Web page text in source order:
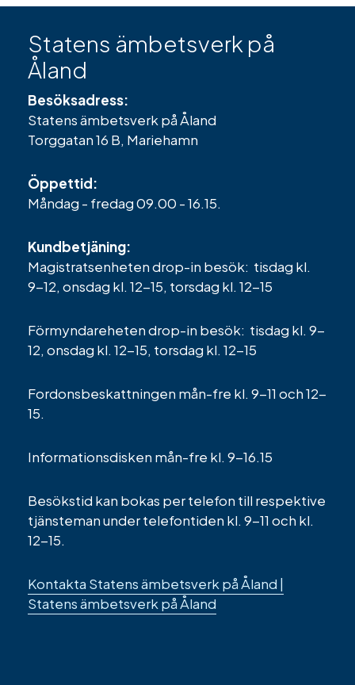
Statens ämbetsverk på
Åland
Besöksadress:
Statens ämbetsverk på Åland
Torggatan 16 B, Mariehamn
Öppettid:
Måndag - fredag 09.00 - 16.15.
Kundbetjäning:
Magistratsenheten drop-in besök: tisdag kl.
9-12, onsdag kl. 12-15, torsdag kl. 12-15
Förmyndareheten drop-in besök: tisdag kl. 9-
12, onsdag kl. 12-15, torsdag kl. 12-15
Fordonsbeskattningen mån-fre kl. 9-11 och 12-
15.
Informationsdisken mån-fre kl. 9-16.15
Besökstid kan bokas per telefon till respektive
tjänsteman under telefontiden kl. 9-11 och kl.
12-15.
Kontakta Statens ämbetsverk på Åland |
Statens ämbetsverk på Åland